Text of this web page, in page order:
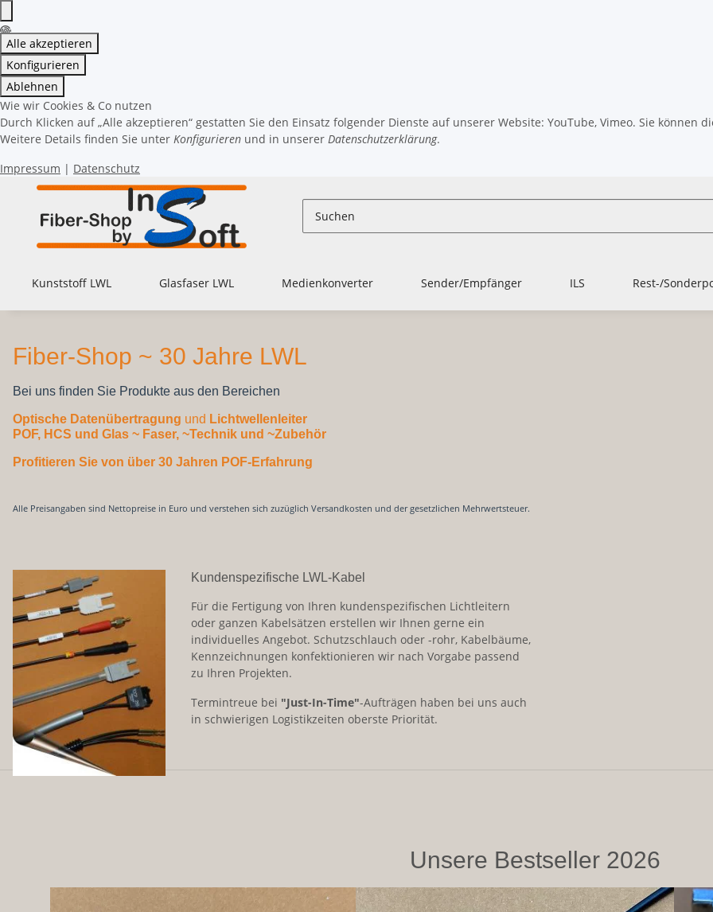
Alle akzeptieren
Konfigurieren
Ablehnen
Wie wir Cookies & Co nutzen
Durch Klicken auf „Alle akzeptieren“ gestatten Sie den Einsatz folgender Dienste auf unserer Website: YouTube, Vimeo. Sie
Weitere Details finden Sie unter Konfigurieren und in unserer Datenschutzerklärung.
Impressum | Datenschutz
Kunststoff LWL Glasfaser LWL Medienkonverter Sender/Empfänger ILS Rest-/
Fiber-Shop ~ 30 Jahre LWL
Bei uns finden Sie Produkte aus den Bereichen
Optische Datenübertragung und Lichtwellenleiter
POF, HCS und Glas ~ Faser, ~Technik und ~Zubehör
Profitieren Sie von über 30 Jahren POF-Erfahrung
Alle Preisangaben sind Nettopreise in Euro und verstehen sich zuzüglich Versandkosten und der gesetzlichen Mehrwertsteuer.
Kundenspezifische LWL-Kabel
Für die Fertigung von Ihren kundenspezifischen Lichtleitern
oder ganzen Kabelsätzen erstellen wir Ihnen gerne ein
individuelles Angebot. Schutzschlauch oder -rohr, Kabelbäume,
Kennzeichnungen konfektionieren wir nach Vorgabe passend
zu Ihren Projekten.
Termintreue bei "Just-In-Time"-Aufträgen haben bei uns auch
in schwierigen Logistikzeiten oberste Priorität.
Unsere Bestseller 2026